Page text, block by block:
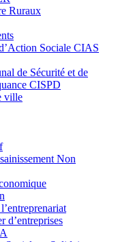
Ruraux
Sociale CIAS
de Sécurité et de
CISPD
ville
Non
d’entreprises